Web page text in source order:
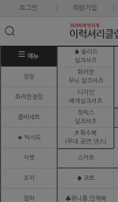
로그인 회원가입
메뉴
♠ 솔리드
실크셔츠
정장
화려한
무늬 실크셔츠
화려한정장
디자인
배색실크셔츠
콤비세트
핫픽스
실크셔츠
★ 턱시도
♬ 특수복
(무대.공연,댄스)
자켓 스카프
조끼 ♠ 코트
점퍼 ♣유니폼,단체복